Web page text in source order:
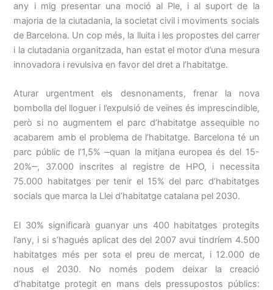
any i mig presentar una moció al Ple, i al suport de la
majoria de la ciutadania, la societat civil i moviments socials
de Barcelona. Un cop més, la lluita i les propostes del carrer
i la ciutadania organitzada, han estat el motor d’una mesura
innovadora i revulsiva en favor del dret a l’habitatge.
Aturar urgentment els desnonaments, frenar la nova
bombolla del lloguer i l’expulsió de veïnes és imprescindible,
però si no augmentem el parc d’habitatge assequible no
acabarem amb el problema de l’habitatge. Barcelona té un
parc públic de l’1,5% ‒quan la mitjana europea és del 15-
20%‒, 37.000 inscrites al registre de HPO, i necessita
75.000 habitatges per tenir el 15% del parc d’habitatges
socials que marca la Llei d’habitatge catalana pel 2030.
El 30% significarà guanyar uns 400 habitatges protegits
l’any, i si s’hagués aplicat des del 2007 avui tindríem 4.500
habitatges més per sota el preu de mercat, i 12.000 de
nous el 2030. No només podem deixar la creació
d’habitatge protegit en mans dels pressupostos públics: